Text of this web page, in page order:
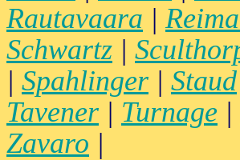
Rautavaara |
Schwartz |
| Spahlinger | Staud
Tavener | Turnage |
Zavaro |